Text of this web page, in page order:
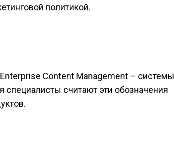
политикой.
Content Management – системы
считают эти обозначения